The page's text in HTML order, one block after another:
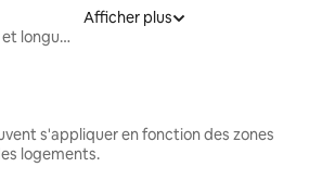
Locations moyenne et longue durée
Afficher plus
s'appliquer en fonction des zones
logements.